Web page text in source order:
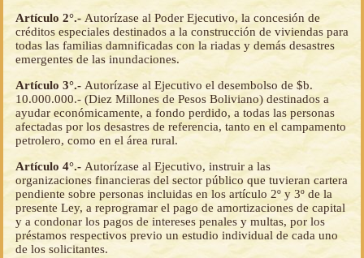
Artículo 2°.- Autorízase al Poder Ejecutivo, la concesión de
créditos especiales destinados a la construcción de viviendas para
todas las familias damnificadas con la riadas y demás desastres
emergentes de las inundaciones.
Artículo 3°.- Autorízase al Ejecutivo el desembolso de $b.
10.000.000.- (Diez Millones de Pesos Boliviano) destinados a
ayudar económicamente, a fondo perdido, a todas las personas
afectadas por los desastres de referencia, tanto en el campamento
petrolero, como en el área rural.
Artículo 4°.- Autorízase al Ejecutivo, instruir a las
organizaciones financieras del sector público que tuvieran cartera
pendiente sobre personas incluidas en los artículo 2º y 3º de la
presente Ley, a reprogramar el pago de amortizaciones de capital
y a condonar los pagos de intereses penales y multas, por los
préstamos respectivos previo un estudio individual de cada uno
de los solicitantes.